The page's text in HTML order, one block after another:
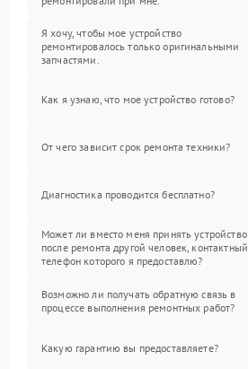
Я хочу, чтобы мое устройство
ремонтировалось только оригинальными
запчастями.
Как я узнаю, что мое устройство готово?
От чего зависит срок ремонта техники?
Диагностика проводится бесплатно?
Может ли вместо меня принять устройство
после ремонта другой человек, контактный
телефон которого я предоставлю?
Возможно ли получать обратную связь в
процессе выполнения ремонтных работ?
Какую гарантию вы предоставляете?